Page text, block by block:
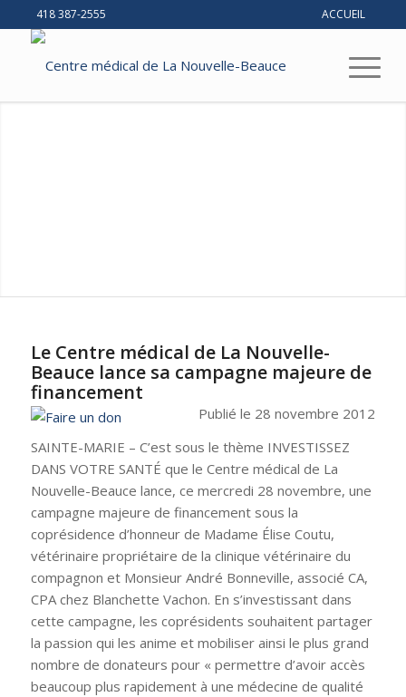
418 387-2555 ACCUEIL
Le Centre médical de La Nouvelle-
Beauce lance sa campagne majeure de
financement
Publié le 28 novembre 2012
SAINTE-MARIE – C’est sous le thème INVESTISSEZ
DANS VOTRE SANTÉ que le Centre médical de La
Nouvelle-Beauce lance, ce mercredi 28 novembre, une
campagne majeure de financement sous la
coprésidence d’honneur de Madame Élise Coutu,
vétérinaire propriétaire de la clinique vétérinaire du
compagnon et Monsieur André Bonneville, associé CA,
CPA chez Blanchette Vachon. En s’investissant dans
cette campagne, les coprésidents souhaitent partager
la passion qui les anime et mobiliser ainsi le plus grand
nombre de donateurs pour « permettre d’avoir accès
beaucoup plus rapidement à une médecine de qualité